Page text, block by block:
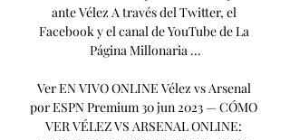
ante Vélez A través del Twitter, el
Facebook y el canal de YouTube de La
Página Millonaria ...
Ver EN VIVO ONLINE Vélez vs Arsenal
por ESPN Premium 30 jun 2023 — CÓMO
VER VÉLEZ VS ARSENAL ONLINE: